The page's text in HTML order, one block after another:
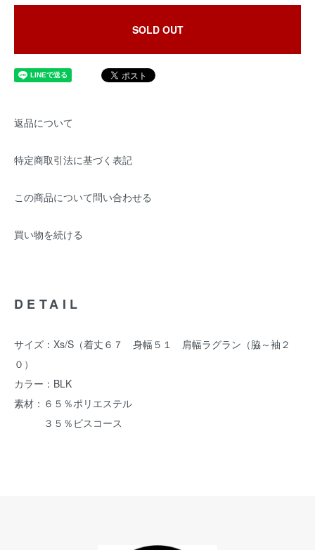
SOLD OUT
返品について
特定商取引法に基づく表記
この商品について問い合わせる
買い物を続ける
DETAIL
サイズ：Xs/S（着丈６７ 身幅５１ 肩幅ラグラン（脇～袖２
０）
カラー：BLK
素材：６５％ポリエステル
３５％ビスコース